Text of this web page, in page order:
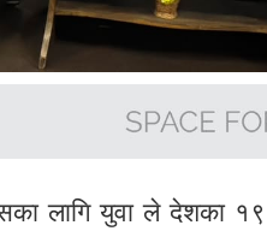
लागि युवाले देशका १९